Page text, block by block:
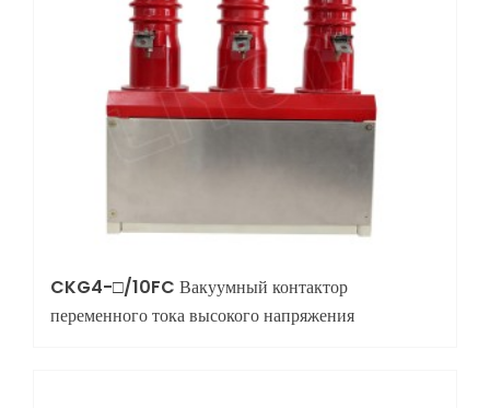
CKG4-□/10FC Вакуумный контактор
переменного тока высокого напряжения